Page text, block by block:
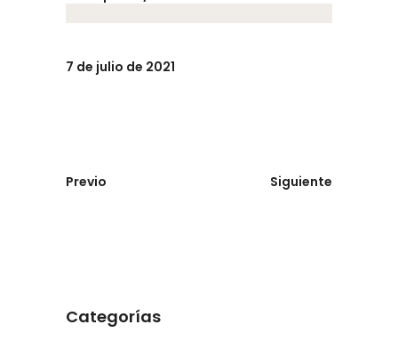
7 de julio de 2021
Previo Siguiente
Categorías